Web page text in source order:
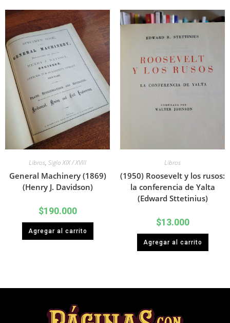
Libros, Siglo XIX / XVIII
General Machinery (1869)
(Henry J. Davidson)
$190.000
Agregar al carrito
Libros
(1950) Roosevelt y los rusos:
la conferencia de Yalta
(Edward Sttetinius)
$13.000
Agregar al carrito